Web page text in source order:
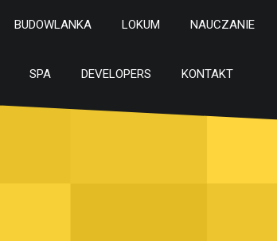
BUDOWLANKA LOKUM NAUCZANIE
SPA DEVELOPERS KONTAKT